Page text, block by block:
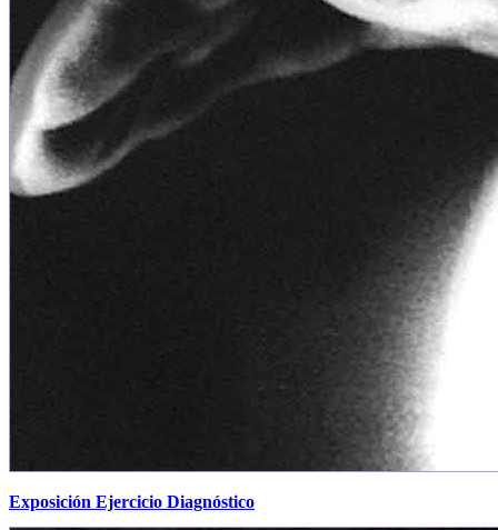
Exposición Ejercicio Diagnóstico